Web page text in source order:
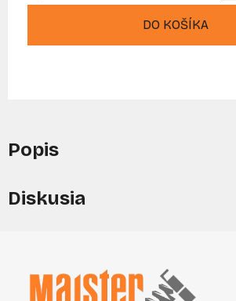
DO KOŠÍKA
Popis
Diskusia